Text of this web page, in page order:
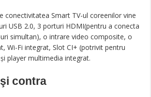
conectivitatea Smart TV-ul coreenilor vine
USB 2.0, 3 porturi HDMI(pentru a conecta
simultan), o intrare video composite, o
Wi-Fi integrat, Slot CI+ (potrivit pentru
player multimedia integrat.
contra